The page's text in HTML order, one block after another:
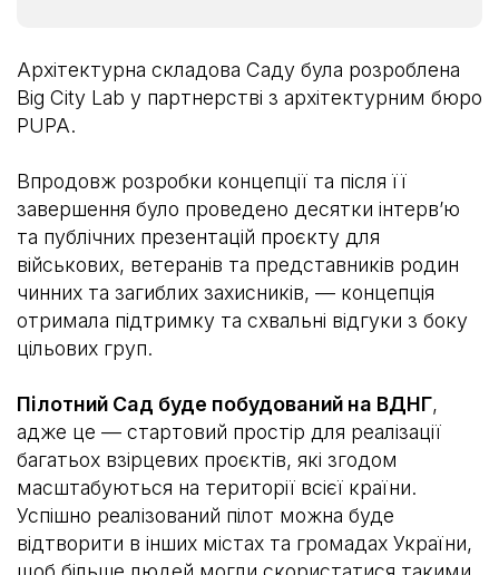
Архітектурна складова Саду була розроблена
Big City Lab у партнерстві з архітектурним бюро
PUPA.
Впродовж розробки концепції та після її
завершення було проведено десятки інтервʼю
та публічних презентацій проєкту для
військових, ветеранів та представників родин
чинних та загиблих захисників, –– концепція
отримала підтримку та схвальні відгуки з боку
цільових груп.
Пілотний Сад буде побудований на ВДНГ,
адже це — стартовий простір для реалізації
багатьох взірцевих проєктів, які згодом
масштабуються на території всієї країни.
Успішно реалізований пілот можна буде
відтворити в інших містах та громадах України,